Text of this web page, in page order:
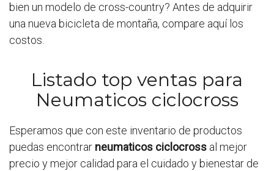
bien un modelo de cross-country? Antes de adquirir
una nueva bicicleta de montaña, compare aquí los
costos.
Listado top ventas para
Neumaticos ciclocross
Esperamos que con este inventario de productos
puedas encontrar neumaticos ciclocross al mejor
precio y mejor calidad para el cuidado y bienestar de